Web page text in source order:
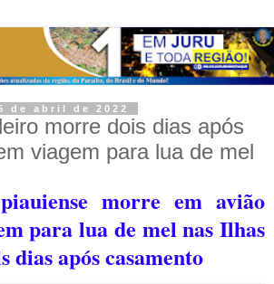
de abril de 2022
morre dois dias após
viagem para lua de mel
morre em avião
para lua de mel nas Ilhas
dias após casamento